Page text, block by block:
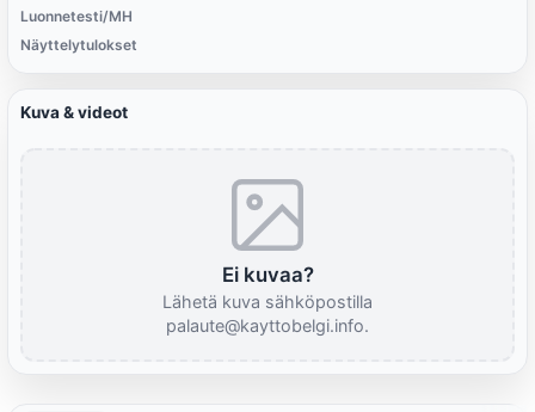
Luonnetesti/MH
Näyttelytulokset
Kuva & videot
Ei kuvaa?
Lähetä kuva sähköpostilla
palaute@kayttobelgi.info.